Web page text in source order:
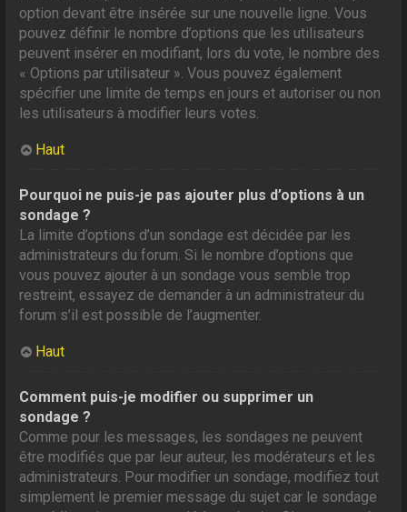
option devant être insérée sur une nouvelle ligne. Vous
pouvez définir le nombre d’options que les utilisateurs
peuvent insérer en modifiant, lors du vote, le nombre des
« Options par utilisateur ». Vous pouvez également
spécifier une limite de temps en jours et autoriser ou non
les utilisateurs à modifier leurs votes.
Haut
Pourquoi ne puis-je pas ajouter plus d’options à un
sondage ?
La limite d’options d’un sondage est décidée par les
administrateurs du forum. Si le nombre d’options que
vous pouvez ajouter à un sondage vous semble trop
restreint, essayez de demander à un administrateur du
forum s’il est possible de l’augmenter.
Haut
Comment puis-je modifier ou supprimer un
sondage ?
Comme pour les messages, les sondages ne peuvent
être modifiés que par leur auteur, les modérateurs et les
administrateurs. Pour modifier un sondage, modifiez tout
simplement le premier message du sujet car le sondage